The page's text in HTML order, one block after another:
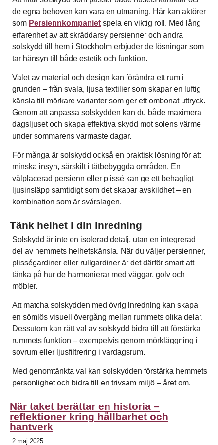
de egna behoven kan vara en utmaning. Här kan aktörer
som Persiennkompaniet spela en viktig roll. Med lång
erfarenhet av att skräddarsy persienner och andra
solskydd till hem i Stockholm erbjuder de lösningar som
tar hänsyn till både estetik och funktion.
Valet av material och design kan förändra ett rum i
grunden – från svala, ljusa textilier som skapar en luftig
känsla till mörkare varianter som ger ett ombonat uttryck.
Genom att anpassa solskydden kan du både maximera
dagsljuset och skapa effektiva skydd mot solens värme
under sommarens varmaste dagar.
För många är solskydd också en praktisk lösning för att
minska insyn, särskilt i tätbebyggda områden. En
välplacerad persienn eller plissé kan ge ett behagligt
ljusinsläpp samtidigt som det skapar avskildhet – en
kombination som är svårslagen.
Tänk helhet i din inredning
Solskydd är inte en isolerad detalj, utan en integrerad
del av hemmets helhetskänsla. När du väljer persienner,
plisségardiner eller rullgardiner är det därför smart att
tänka på hur de harmonierar med väggar, golv och
möbler.
Att matcha solskydden med övrig inredning kan skapa
en sömlös visuell övergång mellan rummets olika delar.
Dessutom kan rätt val av solskydd bidra till att förstärka
rummets funktion – exempelvis genom mörkläggning i
sovrum eller ljusfiltrering i vardagsrum.
Med genomtänkta val kan solskydden förstärka hemmets
personlighet och bidra till en trivsam miljö – året om.
När taket berättar en historia –
reflektioner kring hållbarhet och
hantverk
2 maj 2025